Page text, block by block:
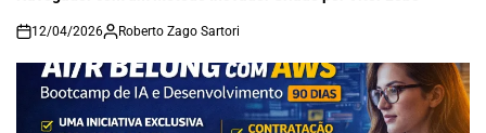
on
12/04/2026 Roberto Zago Sartori